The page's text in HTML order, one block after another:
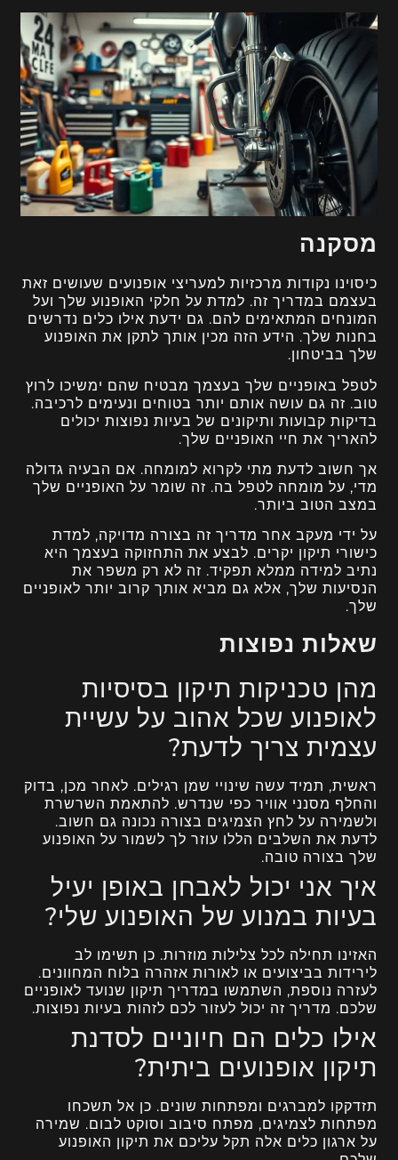
מסקנה
כיסוינו נקודות מרכזיות למעריצי אופנועים שעושים זאת
בעצמם במדריך זה. למדת על חלקי האופנוע שלך ועל
המונחים המתאימים להם. גם ידעת אילו כלים נדרשים
בחנות שלך. הידע הזה מכין אותך לתקן את האופנוע
שלך בביטחון.
לטפל באופניים שלך בעצמך מבטיח שהם ימשיכו לרוץ
טוב. זה גם עושה אותם יותר בטוחים ונעימים לרכיבה.
בדיקות קבועות ותיקונים של בעיות נפוצות יכולים
להאריך את חיי האופניים שלך.
אך חשוב לדעת מתי לקרוא למומחה. אם הבעיה גדולה
מדי, על מומחה לטפל בה. זה שומר על האופניים שלך
במצב הטוב ביותר.
על ידי מעקב אחר מדריך זה בצורה מדויקה, למדת
כישורי תיקון יקרים. לבצע את התחזוקה בעצמך היא
נתיב למידה ממלא תפקיד. זה לא רק משפר את
הנסיעות שלך, אלא גם מביא אותך קרוב יותר לאופניים
שלך.
שאלות נפוצות
מהן טכניקות תיקון בסיסיות
לאופנוע שכל אהוב על עשיית
עצמית צריך לדעת?
ראשית, תמיד עשה שינויי שמן רגילים. לאחר מכן, בדוק
והחלף מסנני אוויר כפי שנדרש. להתאמת השרשרת
ולשמירה על לחץ הצמיגים בצורה נכונה גם חשוב.
לדעת את השלבים הללו עוזר לך לשמור על האופנוע
שלך בצורה טובה.
איך אני יכול לאבחן באופן יעיל
בעיות במנוע של האופנוע שלי?
האזינו תחילה לכל צלילות מוזרות. כן תשימו לב
לירידות בביצועים או לאורות אזהרה בלוח המחוונים.
לעזרה נוספת, השתמשו במדריך תיקון שנועד לאופניים
שלכם. מדריך זה יכול לעזור לכם לזהות בעיות נפוצות.
אילו כלים הם חיוניים לסדנת
תיקון אופנועים ביתית?
תזדקקו למברגים ומפתחות שונים. כן אל תשכחו
מפתחות לצמיגים, מפתח סיבוב וסוקט לבום. שמירה
על ארגון כלים אלה תקל עליכם את תיקון האופנוע